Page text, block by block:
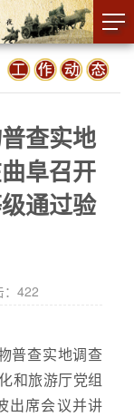
查实地
阜召开
通过验
422
普查实地调查
和旅游厅党组
出席会议并讲